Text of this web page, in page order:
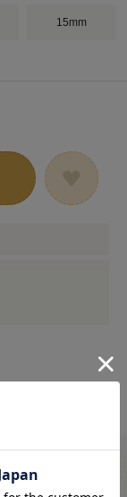
15mm
用ページです※